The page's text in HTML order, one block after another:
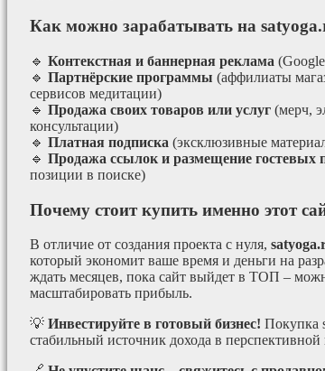
Как можно зарабатывать на
🔹 Контекстная и баннерная реклама
🔹 Партнёрские программы (аффилиаты
сервисов медитации)
🔹 Продажа своих товаров или услуг (мерч,
консультации)
🔹 Платная подписка (эксклюзивные
🔹 Продажа ссылок и размещение гостевых
позиции в поиске)
Почему стоит купить именно этот
В отличие от создания проекта с нуля,
который экономит ваше время и деньги на
ждать месяцев, пока сайт выйдет в ТОП –
масштабировать прибыль.
💡 Инвестируйте в готовый бизнес! Покупка
стабильный источник дохода в